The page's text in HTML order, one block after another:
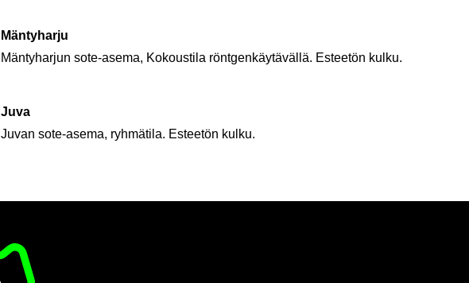
Män­ty­har­ju
Män­ty­har­jun sote-​asema, Ko­kous­ti­la rönt­gen­käy­tä­väl­lä. Es­tee­tön kulku.
Juva
Juvan sote-​asema, ryh­mä­ti­la. Es­tee­tön kulku.